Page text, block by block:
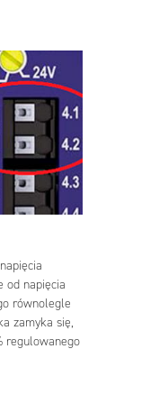
od napięcia
równolegle
zamyka się,
regulowanego